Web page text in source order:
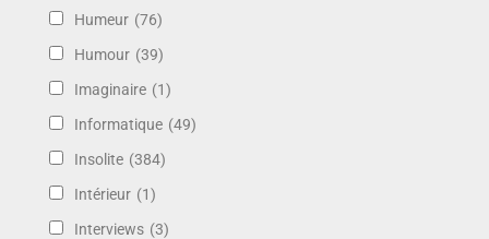
Humeur (76)
Humour (39)
Imaginaire (1)
Informatique (49)
Insolite (384)
Intérieur (1)
Interviews (3)